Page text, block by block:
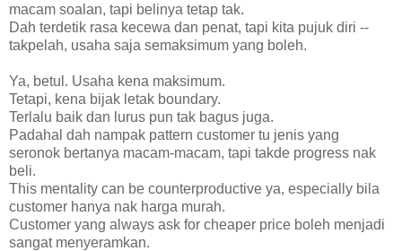
macam soalan, tapi belinya tetap tak.
Dah terdetik rasa kecewa dan penat, tapi kita pujuk diri --
takpelah, usaha saja semaksimum yang boleh.
Ya, betul. Usaha kena maksimum.
Tetapi, kena bijak letak boundary.
Terlalu baik dan lurus pun tak bagus juga.
Padahal dah nampak pattern customer tu jenis yang
seronok bertanya macam-macam, tapi takde progress nak
beli.
This mentality can be counterproductive ya, especially bila
customer hanya nak harga murah.
Customer yang always ask for cheaper price boleh menjadi
sangat menyeramkan.